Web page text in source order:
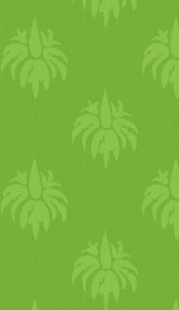
pl.
ebédhez,
mag